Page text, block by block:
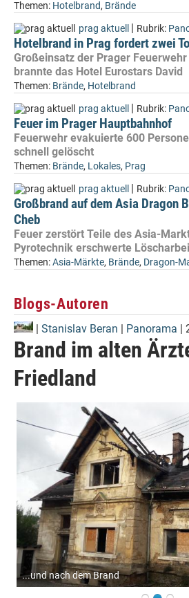
Themen: Hotelbrand, Brände
prag aktuell | Rubrik:
Hotelbrand in Prag fordert zwei
Großeinsatz der Prager
brannte das Hotel Eurostars David
Themen: Brände, Hotelbrand
prag aktuell | Rubrik:
Feuer im Prager Hauptbahnhof
Feuerwehr evakuierte 600
schnell gelöscht
Themen: Brände, Lokales, Prag
prag aktuell | Rubrik:
Großbrand auf dem Asia Dragon
Cheb
Feuer zerstört Teile des Asia-
Pyrotechnik erschwerte
Themen:Asia-Märkte, Brände, Dragon-
Blogs-Autoren
| Stanislav Beran | Panorama |
Brand im alten
Friedland
...und nach dem Brand